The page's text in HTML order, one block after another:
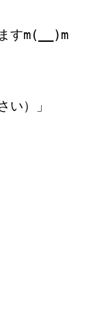
すm(__)m
い）」